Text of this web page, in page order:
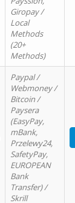
Giropay /
Local
Methods
(20+
Methods)
Paypal /
Webmoney /
Bitcoin /
Paysera
(EasyPay,
mBank,
Przelewy24,
SafetyPay,
EUROPEAN
Bank
Transfer) /
Skrill